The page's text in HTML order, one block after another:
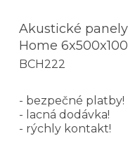
Akustické
Home
BCH222
- bezpečné platby!
- lacná dodávka!
- rýchly kontakt!